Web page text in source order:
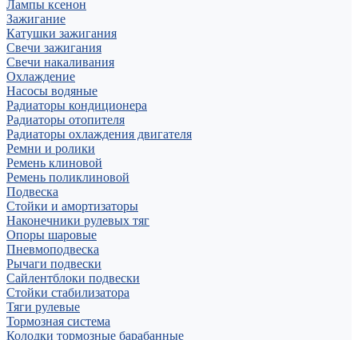
Лампы ксенон
Зажигание
Катушки зажигания
Свечи зажигания
Свечи накаливания
Охлаждение
Насосы водяные
Радиаторы кондиционера
Радиаторы отопителя
Радиаторы охлаждения двигателя
Ремни и ролики
Ремень клиновой
Ремень поликлиновой
Подвеска
Стойки и амортизаторы
Наконечники рулевых тяг
Опоры шаровые
Пневмоподвеска
Рычаги подвески
Сайлентблоки подвески
Стойки стабилизатора
Тяги рулевые
Тормозная система
Колодки тормозные барабанные